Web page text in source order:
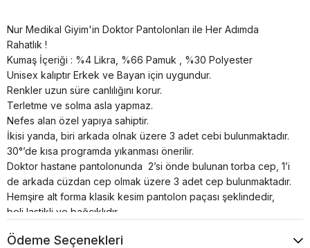
Nur Medikal Giyim'in Doktor Pantolonları ile Her Adımda
Rahatlık !
Kumaş İçeriği : %4 Likra, %66 Pamuk , %30 Polyester
Unisex kalıptır Erkek ve Bayan için uygundur.
Renkler uzun süre canlılığını korur.
Terletme ve solma asla yapmaz.
Nefes alan özel yapıya sahiptir.
İkisi yanda, biri arkada olnak üzere 3 adet cebi bulunmaktadır.
30°’de kısa programda yıkanması önerilir.
Doktor hastane pantolonunda 2’si önde bulunan torba cep, 1’i
de arkada cüzdan cep olmak üzere 3 adet cep bulunmaktadır.
Hemşire alt forma klasik kesim pantolon paçası şeklindedir,
beli lastikli ve bağcıklıdır.
Ödeme Seçenekleri